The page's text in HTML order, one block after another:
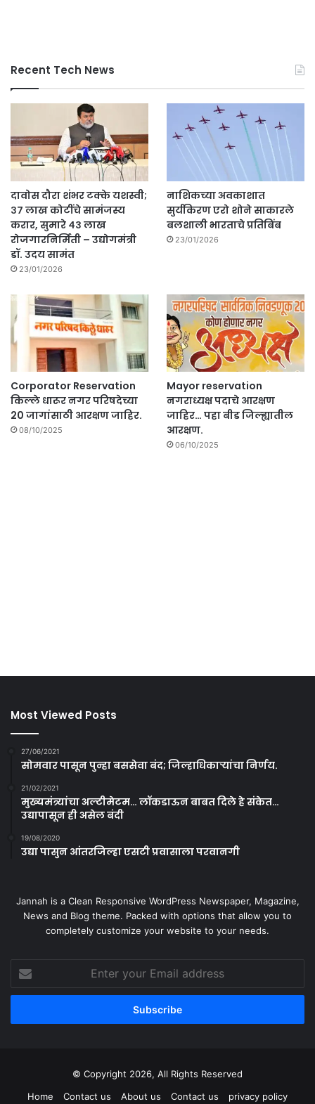
Recent Tech News
दावोस दौरा शंभर टक्के यशस्वी;
३७ लाख कोटींचे सामंजस्य
करार, सुमारे ४३ लाख
रोजगारनिर्मिती – उद्योगमंत्री
डॉ. उदय सामंत
23/01/2026
नाशिकच्या अवकाशात
सुर्यकिरण एरो शोने साकारले
बलशाली भारताचे प्रतिबिंब
23/01/2026
Corporator Reservation
किल्ले धारूर नगर परिषदेच्या
20 जागांसाठी आरक्षण जाहिर.
08/10/2025
Mayor reservation
नगराध्यक्ष पदाचे आरक्षण
जाहिर… पहा बीड जिल्ह्यातील
आरक्षण.
06/10/2025
Most Viewed Posts
27/06/2021
सोमवार पासून पुन्हा बससेवा बंद; जिल्हाधिकाऱ्यांचा निर्णय.
21/02/2021
मुख्यमंत्र्यांचा अल्टीमेटम… लॉकडाऊन बाबत दिले हे संकेत…
उद्यापासून ही असेल बंदी
19/08/2020
उद्या पासुन आंतरजिल्हा एसटी प्रवासाला परवानगी
Jannah is a Clean Responsive WordPress Newspaper, Magazine,
News and Blog theme. Packed with options that allow you to
completely customize your website to your needs.
Enter
your
Email
© Copyright 2026, All Rights Reserved
Home
Contact us About us Contact us privacy policy